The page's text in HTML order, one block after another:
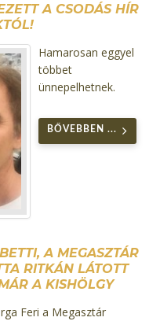
A CSODÁS HÍR
Hamarosan eggyel
többet
ünnepelhetnek.
BŐVEBBEN ...
A MEGASZTÁR
RITKÁN LÁTOTT
A KISHÖLGY
Feri a Megasztár